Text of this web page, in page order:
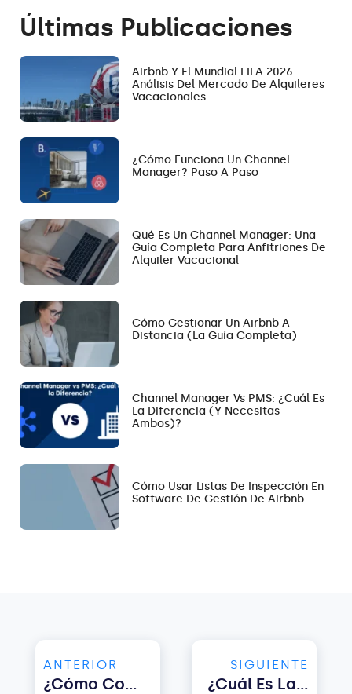
Últimas Publicaciones
Airbnb Y El Mundial FIFA 2026:
Análisis Del Mercado De Alquileres
Vacacionales
¿Cómo Funciona Un Channel
Manager? Paso A Paso
Qué Es Un Channel Manager: Una
Guía Completa Para Anfitriones De
Alquiler Vacacional
Cómo Gestionar Un Airbnb A
Distancia (la Guía Completa)
Channel Manager Vs PMS: ¿Cuál Es
La Diferencia (y Necesitas
Ambos)?
Cómo Usar Listas De Inspección En
Software De Gestión De Airbnb
ANTERIOR
¿Cómo Configurar Mensajes Automáticos En Airbnb?
SIGUIENTE
¿Cuál Es La Política De Cancelación De VRBO Para Propietarios?